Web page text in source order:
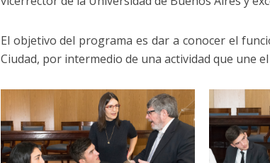
El objetivo del programa es dar a conocer el
Ciudad, por intermedio de una actividad que une